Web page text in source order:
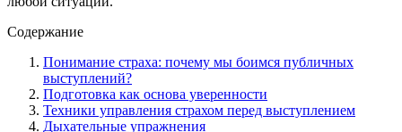
Содержание
Понимание страха: почему мы боимся публичных
выступлений?
Подготовка как основа уверенности
Техники управления страхом перед выступлением
Дыхательные упражнения